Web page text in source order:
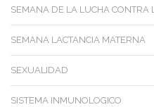
SEMANA DE LA LUCHA CONTRA
SEMANA LACTANCIA MATERNA
SEXUALIDAD
SISTEMA INMUNOLOGICO